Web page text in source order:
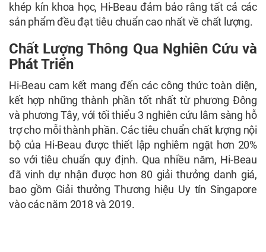
khép kín khoa học, Hi-Beau đảm bảo rằng tất cả các
sản phẩm đều đạt tiêu chuẩn cao nhất về chất lượng.
Chất Lượng Thông Qua Nghiên Cứu và
Phát Triển
Hi-Beau cam kết mang đến các công thức toàn diện,
kết hợp những thành phần tốt nhất từ phương Đông
và phương Tây, với tối thiểu 3 nghiên cứu lâm sàng hỗ
trợ cho mỗi thành phần. Các tiêu chuẩn chất lượng nội
bộ của Hi-Beau được thiết lập nghiêm ngặt hơn 20%
so với tiêu chuẩn quy định. Qua nhiều năm, Hi-Beau
đã vinh dự nhận được hơn 80 giải thưởng danh giá,
bao gồm Giải thưởng Thương hiệu Uy tín Singapore
vào các năm 2018 và 2019.